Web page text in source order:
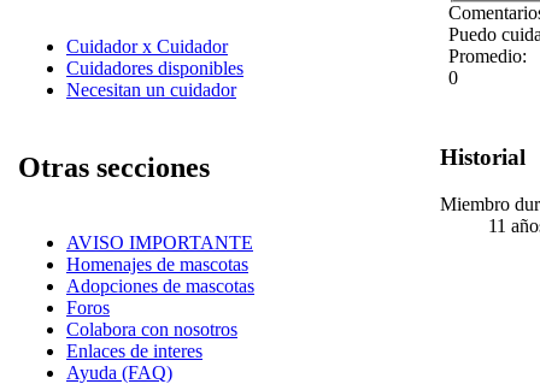
Cuidador x Cuidador
Cuidadores disponibles
Necesitan un cuidador
Otras secciones
AVISO IMPORTANTE
Homenajes de mascotas
Adopciones de mascotas
Foros
Colabora con nosotros
Enlaces de interes
Ayuda (FAQ)
Puedo
Promedio:
0
Historial
Miembro
11